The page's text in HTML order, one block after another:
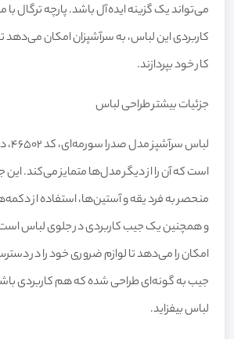
می‌تواند یک گزینه ایده‌آل باشد. پارچه ترگال با
کاربردی این لباس، به سرآشپزان امکان می‌دهد
کار خود بپردازند.
جزئیات بیشتر طراحی لباس
لباس
است که آن را از دیگر مدل‌ها متمایز می‌کند.
منحصر به فرد یقه و آستین‌ها، استفاده از
و همچنین یک جیب کاربردی در جلوی لباس است
امکان را می‌دهد تا لوازم ضروری خود را در
جیب به گونه‌ای طراحی شده که هم کاربردی
لباس بیفزاید.